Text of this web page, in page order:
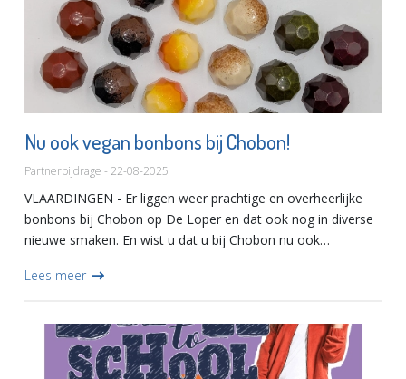
Nu ook vegan bonbons bij Chobon!
Partnerbijdrage - 22-08-2025
VLAARDINGEN - Er liggen weer prachtige en overheerlijke
bonbons bij Chobon op De Loper en dat ook nog in diverse
nieuwe smaken. En wist u dat u bij Chobon nu ook
iedere dag wel...
Lees meer